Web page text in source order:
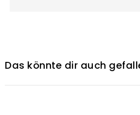
Das könnte dir auch